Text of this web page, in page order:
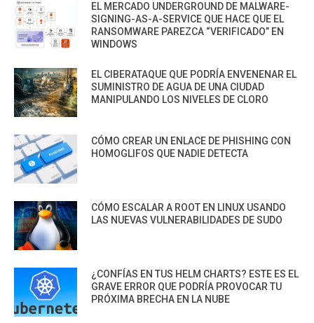
EL MERCADO UNDERGROUND DE MALWARE-
SIGNING-AS-A-SERVICE QUE HACE QUE EL
RANSOMWARE PAREZCA “VERIFICADO” EN
WINDOWS
EL CIBERATAQUE QUE PODRÍA ENVENENAR EL
SUMINISTRO DE AGUA DE UNA CIUDAD
MANIPULANDO LOS NIVELES DE CLORO
CÓMO CREAR UN ENLACE DE PHISHING CON
HOMOGLIFOS QUE NADIE DETECTA
CÓMO ESCALAR A ROOT EN LINUX USANDO
LAS NUEVAS VULNERABILIDADES DE SUDO
¿CONFÍAS EN TUS HELM CHARTS? ESTE ES EL
GRAVE ERROR QUE PODRÍA PROVOCAR TU
PRÓXIMA BRECHA EN LA NUBE